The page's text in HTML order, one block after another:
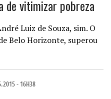
de vitimizar pobreza
Luiz de Souza, sim. O
Belo Horizonte, superou
- 16H38